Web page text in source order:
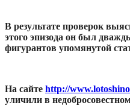
В результате проверок
этого эпизода он был
фигурантов упомянутой
На сайте http://
уличили в